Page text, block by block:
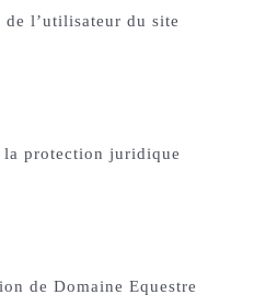
l’utilisateur du site
la protection juridique
de Domaine Equestre